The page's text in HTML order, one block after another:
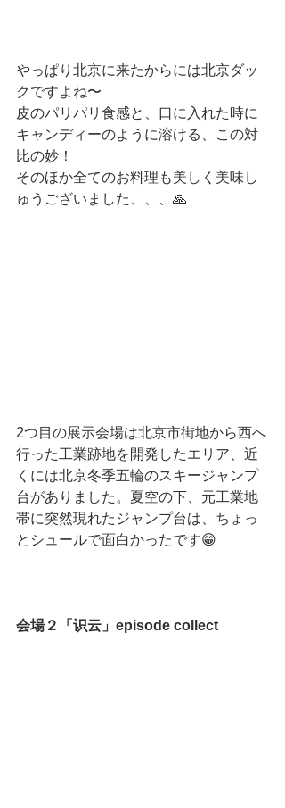
やっぱり北京に来たからには北京ダッ
クですよね〜
皮のパリパリ食感と、口に入れた時に
キャンディーのように溶ける、この対
比の妙！
そのほか全てのお料理も美しく美味し
ゅうございました、、、🙏
2つ目の展示会場は北京市街地から西へ
行った工業跡地を開発したエリア、近
くには北京冬季五輪のスキージャンプ
台がありました。夏空の下、元工業地
帯に突然現れたジャンプ台は、ちょっ
とシュールで面白かったです😁
会場２「识云」episode collect